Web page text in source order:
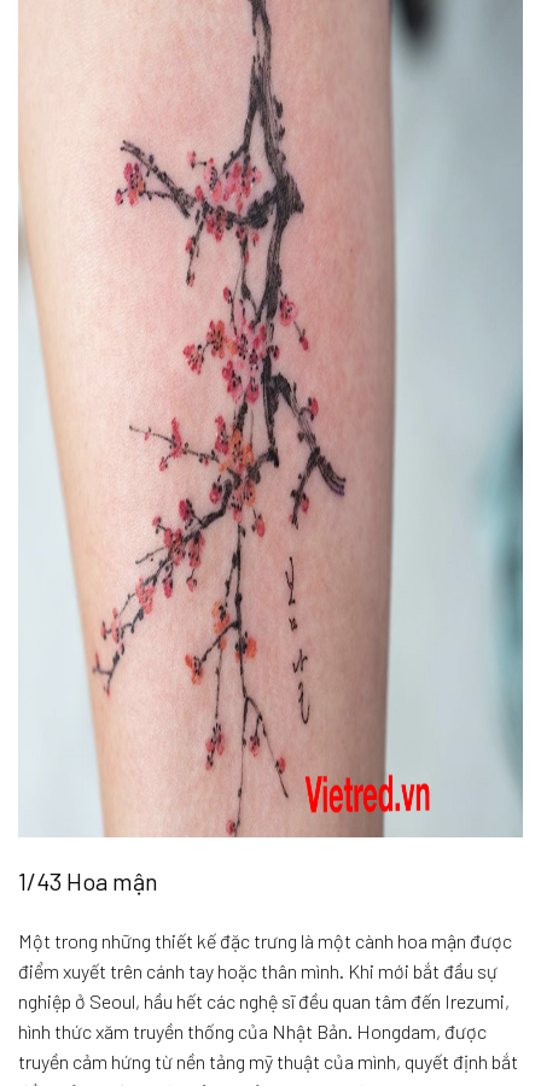
1/43 Hoa mận
Một trong những thiết kế đặc trưng là một cành hoa mận được
điểm xuyết trên cánh tay hoặc thân mình. Khi mới bắt đầu sự
nghiệp ở Seoul, hầu hết các nghệ sĩ đều quan tâm đến Irezumi,
hình thức xăm truyền thống của Nhật Bản. Hongdam, được
truyền cảm hứng từ nền tảng mỹ thuật của mình, quyết định bắt